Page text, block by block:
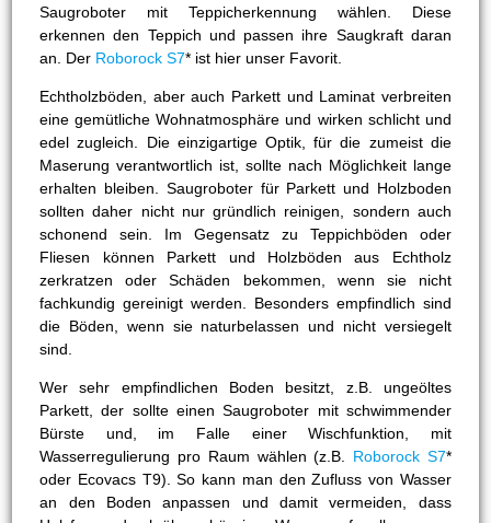
Saugroboter mit Teppicherkennung wählen. Diese
erkennen den Teppich und passen ihre Saugkraft daran
an. Der Roborock S7* ist hier unser Favorit.
Echtholzböden, aber auch Parkett und Laminat verbreiten
eine gemütliche Wohnatmosphäre und wirken schlicht und
edel zugleich. Die einzigartige Optik, für die zumeist die
Maserung verantwortlich ist, sollte nach Möglichkeit lange
erhalten bleiben. Saugroboter für Parkett und Holzboden
sollten daher nicht nur gründlich reinigen, sondern auch
schonend sein. Im Gegensatz zu Teppichböden oder
Fliesen können Parkett und Holzböden aus Echtholz
zerkratzen oder Schäden bekommen, wenn sie nicht
fachkundig gereinigt werden. Besonders empfindlich sind
die Böden, wenn sie naturbelassen und nicht versiegelt
sind.
Wer sehr empfindlichen Boden besitzt, z.B. ungeöltes
Parkett, der sollte einen Saugroboter mit schwimmender
Bürste und, im Falle einer Wischfunktion, mit
Wasserregulierung pro Raum wählen (z.B. Roborock S7*
oder Ecovacs T9). So kann man den Zufluss von Wasser
an den Boden anpassen und damit vermeiden, dass